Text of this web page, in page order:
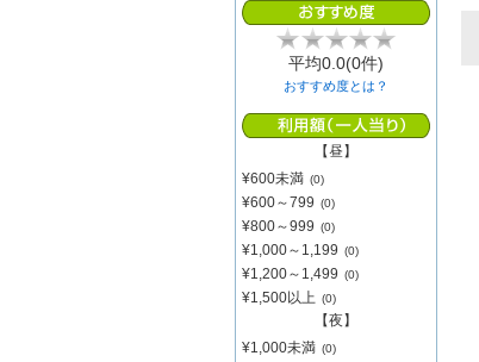
平均0.0(0件)
おすすめ度とは？
【昼】
¥600未満 (0)
¥600～799 (0)
¥800～999 (0)
¥1,000～1,199 (0)
¥1,200～1,499 (0)
¥1,500以上 (0)
【夜】
¥1,000未満 (0)